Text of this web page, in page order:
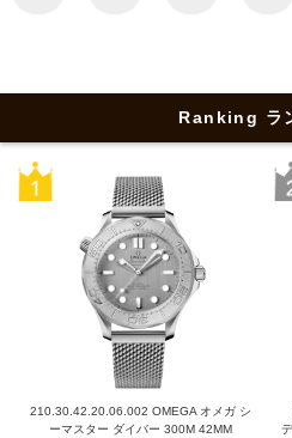
Ranking ラ
210.30.42.20.06.002 OMEGA オメガ シ
ーマスター ダイバー 300M 42MM